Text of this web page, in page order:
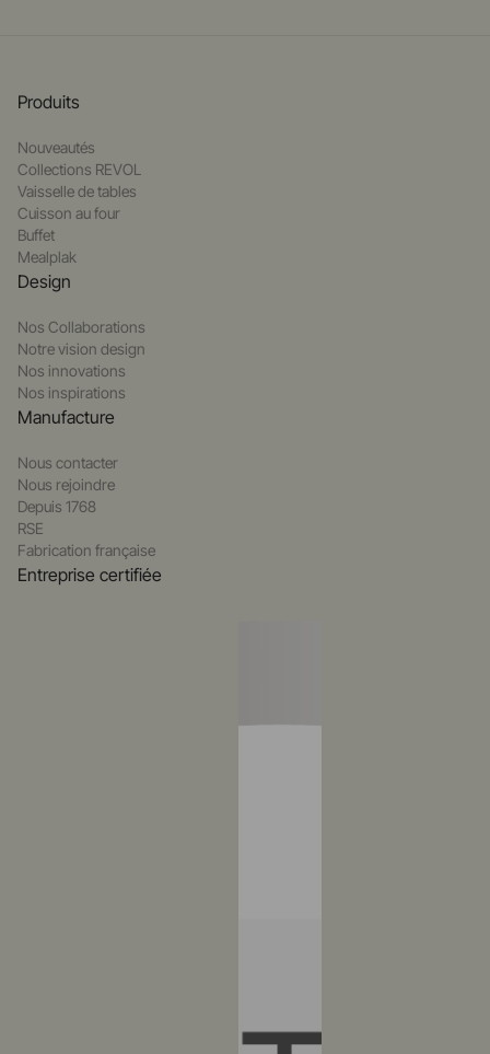
Produits
Nouveautés
Collections REVOL
Vaisselle de tables
Cuisson au four
Buffet
Mealplak
Design
Nos Collaborations
Notre vision design
Nos innovations
Nos inspirations
Manufacture
Nous contacter
Nous rejoindre
Depuis 1768
RSE
Fabrication française
Entreprise certifiée